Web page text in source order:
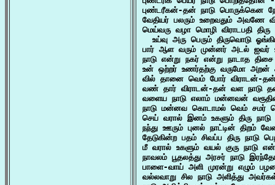
புண்டரீகன்-தன் நாடு பொருக்கென
வேதியர் பலரும் உறைவதும் அவணே
மெய்வரு வழா மொழி விராடபதி திரு
உய்வு அரு பெரும் திருவொடு
பார் ஆள வரும் முன்னர் அடல் ஐவர்
நாடு என்று நகர் என்று நாடாத
உன் ஒற்றர் உணர்தற்கு வருமோ அறன்
வில் தானை வெம் போர் விராடன்-
வண் தார் விராடன்-தன் வள நாடு
வளைய நாடு எலாம் மன்னவன்
நாடு மன்னவ கொடாமல் வெம் சமர்
செய் வரால் இனம் உகளும் திரு
நந்து ஊரும் புனல் நாட்டின் திறம்
தேடுகின்ற பதம் சிவப்ப திரு
மீ வரால் உகளும் வயல் குரு நாடு
நாவலம் பூதலத்து அரசர் நாடு
பாளை-வாய் அளி முரன்று எழும்
வல்லவாறு சில நாடு அளித்து